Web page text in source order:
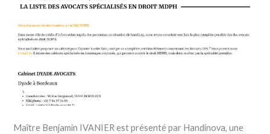
Maître Benjamin IVANIER est présenté par Handinova, une